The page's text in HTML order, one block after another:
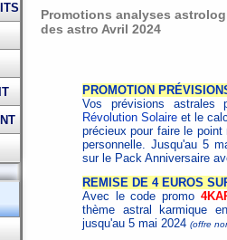
Promotions analyses
des astro Avril 2024
PROMOTION
Vos prévisions astrales
Révolution Solaire et le
précieux pour faire le
personnelle. Jusqu'au 5
sur le Pack Anniversaire
REMISE DE 4 EUROS
Avec le code promo
thème astral karmique
jusqu'au 5 mai 2024 (offre